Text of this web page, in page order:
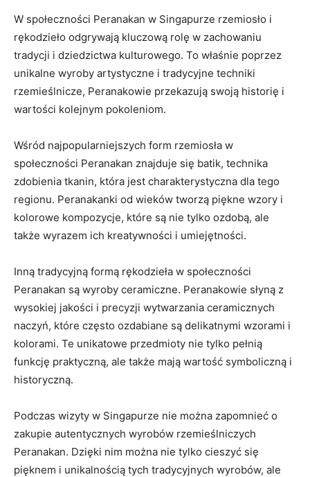
W społeczności Peranakan w Singapurze rzemiosło i
rękodzieło odgrywają kluczową⁢ rolę w zachowaniu
tradycji i ‌dziedzictwa‌ kulturowego. To ⁢właśnie poprzez
unikalne wyroby artystyczne‌ i tradycyjne ⁤techniki
⁤rzemieślnicze, Peranakowie ⁣przekazują swoją ​historię i
wartości kolejnym pokoleniom.
Wśród najpopularniejszych​ form⁤ rzemiosła w
społeczności Peranakan znajduje się batik, technika⁣
zdobienia tkanin, która jest charakterystyczna ‌dla ⁣tego
regionu. Peranakanki⁣ od wieków tworzą piękne wzory i
kolorowe kompozycje, które są nie tylko ozdobą, ale
także wyrazem⁣ ich kreatywności i umiejętności.
Inną tradycyjną formą rękodzieła w społeczności
Peranakan są wyroby ceramiczne. Peranakowie słyną z
wysokiej ⁢jakości ⁢i precyzji wytwarzania‍ ceramicznych
naczyń, które często ⁤ozdabiane są delikatnymi wzorami i
kolorami. Te unikatowe przedmioty nie tylko pełnią
funkcję praktyczną, ⁢ale także mają⁢ wartość symboliczną i
historyczną.
Podczas wizyty⁣ w ⁤Singapurze ‍nie można zapomnieć o
zakupie ⁤autentycznych wyrobów rzemieślniczych
Peranakan. Dzięki nim można nie tylko cieszyć się
pięknem i unikalnością tych ​tradycyjnych wyrobów, ale